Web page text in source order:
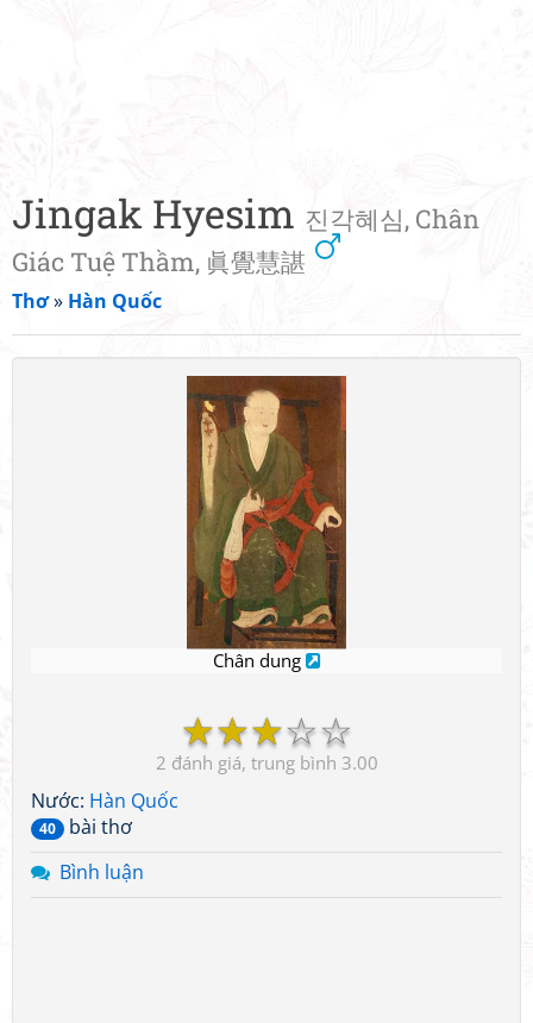
Jingak Hyesim 진각혜심, Chân
Giác Tuệ Thầm, 眞覺慧諶
Thơ» Hàn Quốc
Chân dung
☆
☆
☆
☆
☆
2 3.00
Nước: Hàn Quốc
40
bài thơ
Bình luận